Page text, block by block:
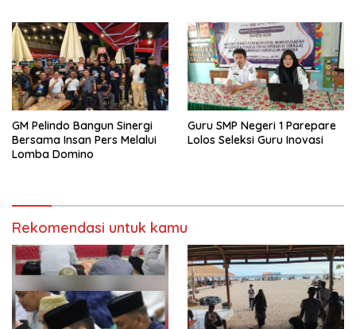
GM Pelindo Bangun Sinergi
Bersama Insan Pers Melalui
Lomba Domino
Guru SMP Negeri 1 Parepare
Lolos Seleksi Guru Inovasi
Rekomendasi untuk kamu